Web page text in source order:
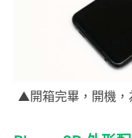
▲開箱完畢，開機，